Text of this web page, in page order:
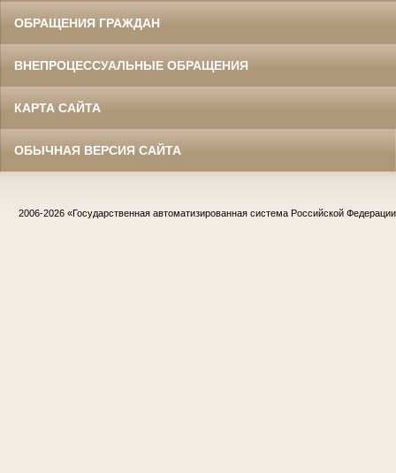
ОБРАЩЕНИЯ ГРАЖДАН
ВНЕПРОЦЕССУАЛЬНЫЕ ОБРАЩЕНИЯ
КАРТА САЙТА
ОБЫЧНАЯ ВЕРСИЯ САЙТА
2006-2026 «Государственная автоматизированная система Российской